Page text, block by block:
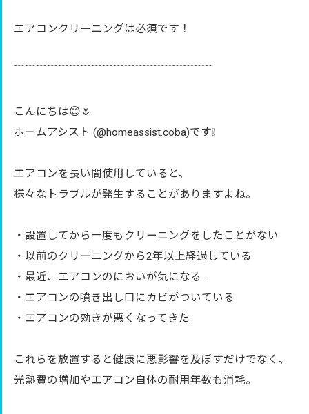
エアコンクリーニングは必須です！
﹋﹋﹋﹋﹋﹋﹋﹋﹋﹋﹋﹋﹋﹋﹋﹋﹋﹋
こんにちは😊🌷
ホームアシスト (@homeassist.coba)です❕
エアコンを長い間使用していると、
様々なトラブルが発生することがありますよね。
・設置してから一度もクリーニングをしたことがない
・以前のクリーニングから2年以上経過している
・最近、エアコンのにおいが気になる…
・エアコンの噴き出し口にカビがついている
・エアコンの効きが悪くなってきた
これらを放置すると健康に悪影響を及ぼすだけでなく、
光熱費の増加やエアコン自体の耐用年数も消耗。